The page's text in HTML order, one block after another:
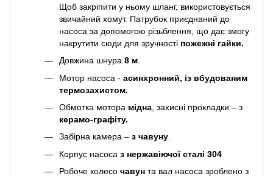
Щоб закріпити у ньому шланг, використовується
звичайний хомут. Патрубок приєднаний до
насоса за допомогою різьблення, що дає змогу
накрутити сюди для зручності пожежні гайки.
Довжина шнура 8 м
Мотор насоса - асинхронний, із вбудованим
термозахистом.
Обмотка мотора мідна , захисні прокладки – з
керамо-графіту.
Забірна камера – з чавуну.
Корпус насоса з нержавіючої сталі 304
Робоче колесо чавун та вал насоса зроблено з